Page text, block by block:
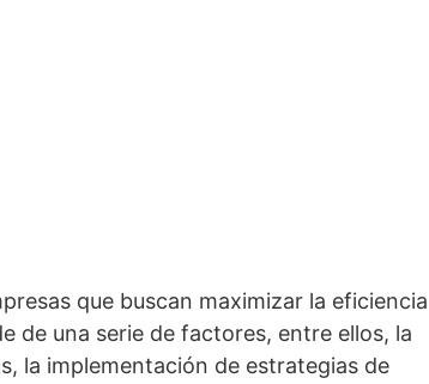
que buscan maximizar la eficiencia
de una serie de factores, entre ellos, la
la implementación de estrategias de